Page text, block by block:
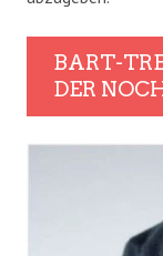
BART-
DER